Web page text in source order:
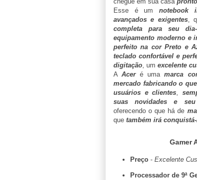
Esse é um notebook
avançados e exigentes,
completa para seu dia-
equipamento moderno e
perfeito na cor Preto e
teclado confortável e
digitação, um excelente
AAceré umamarca
mercado fabricando o
usuários e clientes,
suas novidades e seu
oferecendo o que há de
que também irá
Gamer
Preço- Excelente
Processador de 9ª